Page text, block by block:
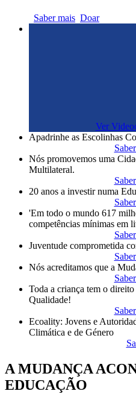
Saber mais Doar
Ver
Apadrinhe as Escolinhas
Nós promovemos uma
Multilateral.
20 anos a investir numa
'Em todo o mundo 617
competências mínimas em
Juventude comprometida
Nós acreditamos que a
Toda a criança tem o
Qualidade!
Ecoality: Jovens e
Climática e de Género
A MUDANÇA
EDUCAÇÃO